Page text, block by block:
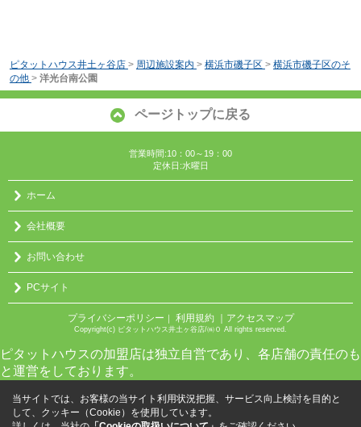
ピタットハウス井土ヶ谷店 > 周辺施設案内 > 横浜市磯子区 > 横浜市磯子区のそ
の他 > 洋光台南公園
ページトップに戻る
営業時間:10：00～19：00
定休日:水曜日
ホーム
会社概要
お問い合わせ
PCサイト
プライバシーポリシー ｜ 利用規約 ｜アクセスマップ
Copyright(c) ピタットハウス井土ヶ谷店/㈱０ All rights reserved.
ピタットハウスの加盟店は独立自営であり、各店舗の責任のも
と運営をしております。
当サイトでは、お客様の当サイト利用状況把握、サービス向上検討を目的と
して、クッキー（Cookie）を使用しています。